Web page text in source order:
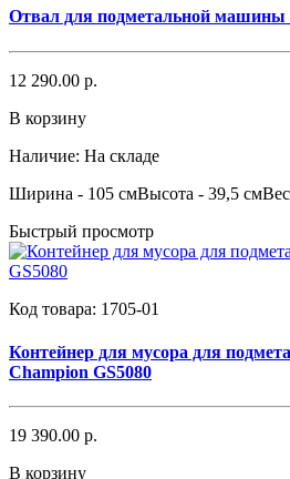
Отвал для подметальной машины
12 290.00 р.
В корзину
Наличие: На складе
Ширина - 105 смВысота - 39,5 смВес
Быстрый просмотр
Код товара: 1705-01
Контейнер для мусора для
Champion GS5080
19 390.00 р.
В корзину